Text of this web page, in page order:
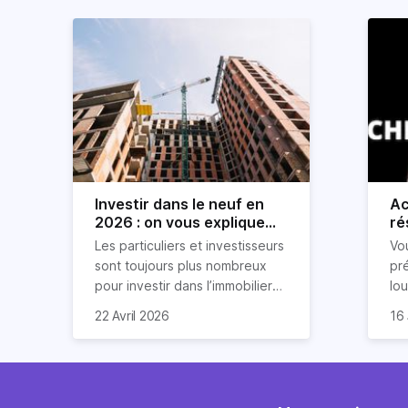
Investir dans le neuf en
2026 : on vous explique
tout !
Les particuliers et investisseurs
sont toujours plus nombreux
pour investir dans l’immobilier
expliquons tout dans cet
22 Avril 2026 16